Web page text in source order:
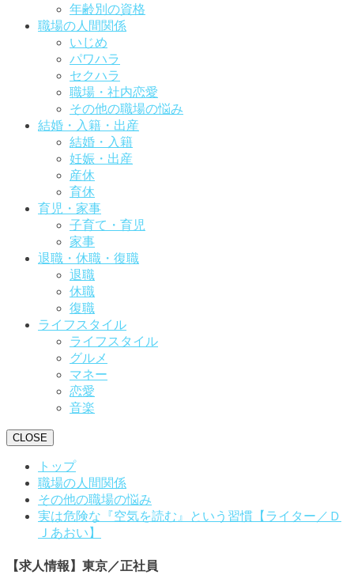
年齢別の資格
職場の人間関係
いじめ
パワハラ
セクハラ
職場・社内恋愛
その他の職場の悩み
結婚・入籍・出産
結婚・入籍
妊娠・出産
産休
育休
育児・家事
子育て・育児
家事
退職・休職・復職
退職
休職
復職
ライフスタイル
ライフスタイル
グルメ
マネー
恋愛
音楽
CLOSE
トップ
職場の人間関係
その他の職場の悩み
実は危険な『空気を読む』という習慣【ライター／Ｄ
Ｊあおい】
【求人情報】東京／正社員